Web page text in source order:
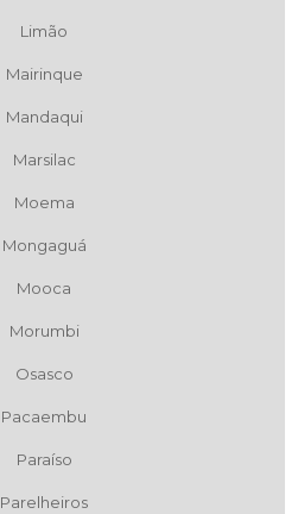
Limão
Mairinque
Mandaqui
Marsilac
Moema
Mongaguá
Mooca
Morumbi
Osasco
Pacaembu
Paraíso
Parelheiros